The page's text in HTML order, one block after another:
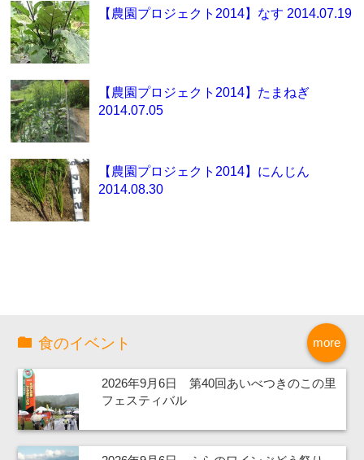
【農園プロジェクト2014】なす 2014.07.19
【農園プロジェクト2014】たまねぎ
2014.07.05
【農園プロジェクト2014】にんじん
2014.08.30
more
食のイベント
2026年9月6日 第40回あいべつきのこの里
フェスティバル